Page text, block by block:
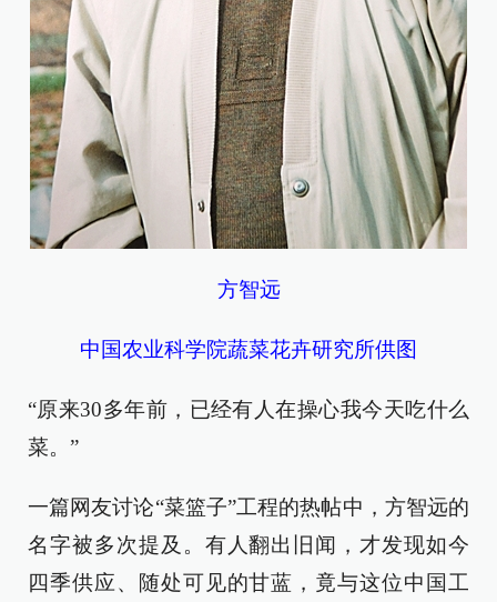
方智远
中国农业科学院蔬菜花卉研究所供图
“原来30多年前，已经有人在操心我今天吃什么
菜。”
一篇网友讨论“菜篮子”工程的热帖中，方智远的
名字被多次提及。有人翻出旧闻，才发现如今
四季供应、随处可见的甘蓝，竟与这位中国工